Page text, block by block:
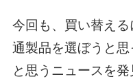
今回も、買い替え
通製品を選ぼうと思
と思うニュースを発